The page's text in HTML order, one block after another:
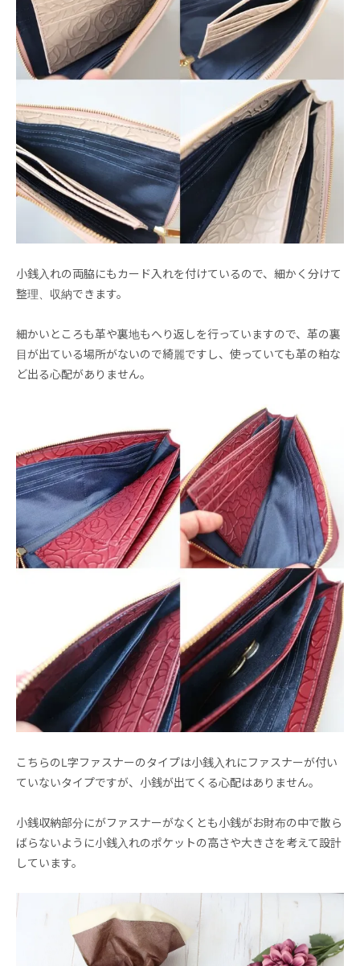
小銭入れの両脇にもカード入れを付けているので、細かく分けて
整理、収納できます。
細かいところも革や裏地もへり返しを行っていますので、革の裏
目が出ている場所がないので綺麗ですし、使っていても革の粕な
ど出る心配がありません。
こちらのL字ファスナーのタイプは小銭入れにファスナーが付い
ていないタイプですが、小銭が出てくる心配はありません。
小銭収納部分にがファスナーがなくとも小銭がお財布の中で散ら
ばらないように小銭入れのポケットの高さや大きさを考えて設計
しています。